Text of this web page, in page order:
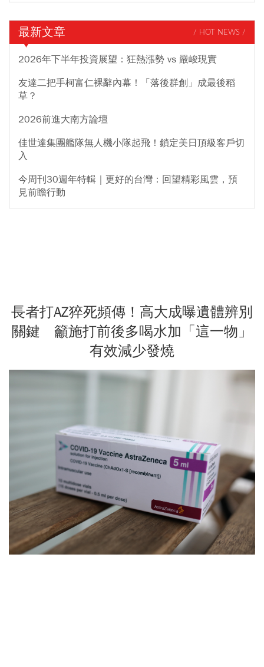
最新文章 / HOT NEWS /
2026年下半年投資展望：狂熱漲勢 vs 嚴峻現實
友達二把手柯富仁裸辭內幕！「落後群創」成最後稻
草？
2026前進大南方論壇
佳世達集團艦隊無人機小隊起飛！鎖定美日頂級客戶切
入
今周刊30週年特輯｜更好的台灣：回望精彩風雲，預
見前瞻行動
長者打AZ猝死頻傳！高大成曝遺體辨別
關鍵 籲施打前後多喝水加「這一物」
有效減少發燒